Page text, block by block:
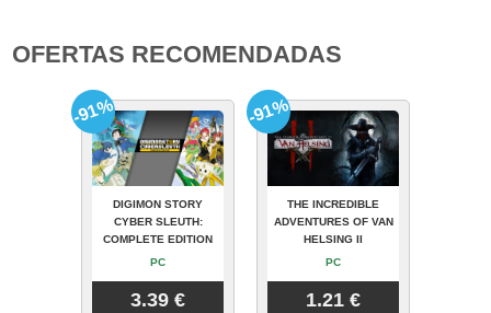
OFERTAS RECOMENDADAS
DIGIMON STORY
CYBER SLEUTH:
COMPLETE EDITION
PC
3.39 €
-91%
THE INCREDIBLE
ADVENTURES OF VAN
HELSING II
PC
1.21 €
-91%